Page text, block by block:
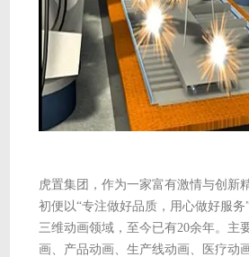
虎置集团，作为一家富有激情与创新
初便以“专注做好品质，用心做好服
三维动画领域，至今已有20余年。主
画、产品动画、生产线动画、医疗动